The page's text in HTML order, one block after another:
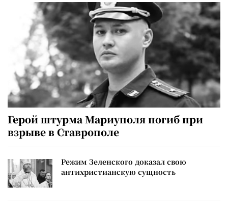
Герой штурма Мариуполя погиб при
взрыве в Ставрополе
Режим Зеленского доказал свою
антихристианскую сущность